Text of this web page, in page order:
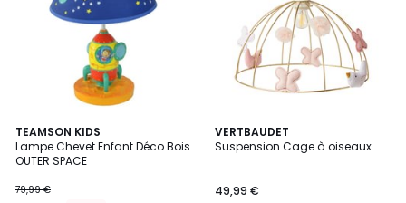
TEAMSON KIDS
Lampe Chevet Enfant Déco Bois
OUTER SPACE
79,99 €
VERTBAUDET
Suspension Cage à oiseaux
49,99 €